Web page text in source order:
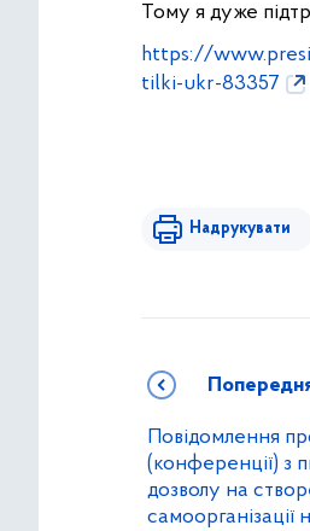
Тому я дуже
https://
tilki-ukr-83357
Надрукувати
Повідомлення
(конференції) з
дозволу на
самоорганізації